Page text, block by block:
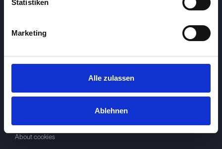
Statistiken
Marketing
Alle zulassen
Ablehnen
About cookies